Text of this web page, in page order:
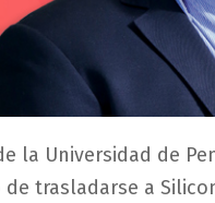
la Universidad de
trasladarse a